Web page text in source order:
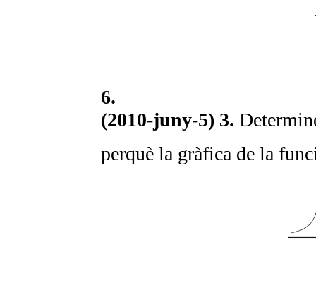
6.
(2010-juny-5) 3.
perquè la gràfica de la